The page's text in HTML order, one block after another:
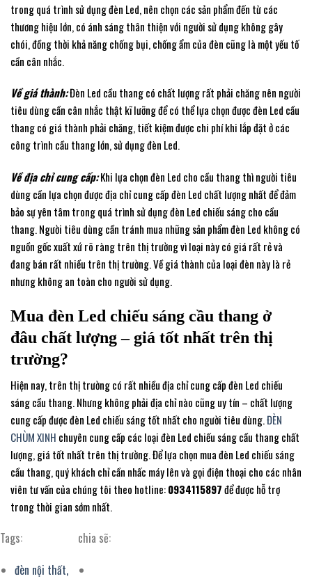
trong quá trình sử dụng đèn Led, nên chọn các sản phẩm đến từ các
thương hiệu lớn, có ánh sáng thân thiện với người sử dụng không gây
chói, đồng thời khả năng chống bụi, chống ẩm của đèn cũng là một yếu tố
cần cân nhắc.
Về giá thành:Đèn Led cầu thang có chất lượng rất phải chăng nên người
tiêu dùng cần cân nhắc thật kĩ lưỡng để có thể lựa chọn được đèn Led cầu
thang có giá thành phải chăng, tiết kiệm được chi phí khi lắp đặt ở các
công trình cầu thang lớn, sử dụng đèn Led.
Về địa chỉ cung cấp:Khi lựa chọn đèn Led cho cầu thang thì người tiêu
dùng cần lựa chọn được địa chỉ cung cấp đèn Led chất lượng nhất để đảm
bảo sự yên tâm trong quá trình sử dụng đèn Led chiếu sáng cho cầu
thang. Người tiêu dùng cần tránh mua những sản phẩm đèn Led không có
nguồn gốc xuất xứ rõ ràng trên thị trường vì loại này có giá rất rẻ và
đang bán rất nhiều trên thị trường. Về giá thành của loại đèn này là rẻ
nhưng không an toàn cho người sử dụng.
Mua đèn Led chiếu sáng cầu thang ở
đâu chất lượng – giá tốt nhất trên thị
trường?
Hiện nay, trên thị trường có rất nhiều địa chỉ cung cấp đèn Led chiếu
sáng cầu thang. Nhưng không phải địa chỉ nào cũng uy tín – chất lượng
cung cấp được đèn Led chiếu sáng tốt nhất cho người tiêu dùng.ĐÈN
CHÙM XINH chuyên cung cấp các loại đèn Led chiếu sáng cầu thang chất
lượng, giá tốt nhất trên thị trường. Để lựa chọn mua đèn Led chiếu sáng
cầu thang, quý khách chỉ cần nhấc máy lên và gọi điện thoại cho các nhân
viên tư vấn của chúng tôi theo hotline:0934115897để được hỗ trợ
trong thời gian sớm nhất.
Tags:
đèn nội thất,
chia sẽ: